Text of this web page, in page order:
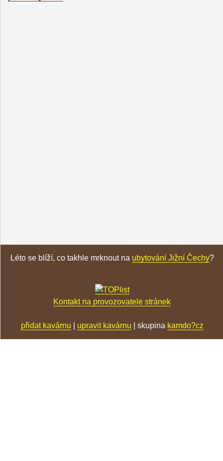
Léto se blíží, co takhle mrknout na ubytování Jižní Čechy?
Kontakt na provozovatele stránek
přidat kavárnu upravit kavárnu | skupina kamdo?cz